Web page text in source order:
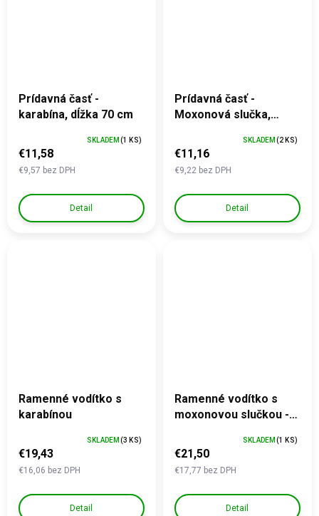
Prídavná časť -
karabína, dĺžka 70 cm
€9,57 bez DPH
€11,58
SKLADEM (1 KS)
Detail
Prídavná časť -
Moxonová slučka,
€9,22 bez DPH
€11,16
SKLADEM (2 KS)
Detail
Ramenné vodítko s
karabínou
€16,06 bez DPH
€19,43
SKLADEM (3 KS)
Detail
Ramenné vodítko s
moxonovou slučkou -
€17,77 bez DPH
€21,50
SKLADEM (1 KS)
Detail